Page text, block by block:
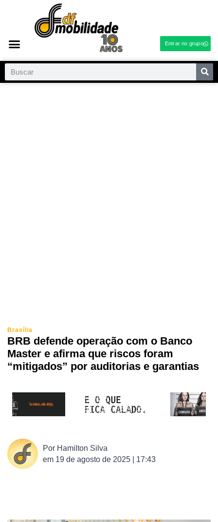
Entrar no grupo
Brasília
BRB defende operação com o Banco
Master e afirma que riscos foram
“mitigados” por auditorias e garantias
Por Hamilton Silva
em 19 de agosto de 2025 | 17:43